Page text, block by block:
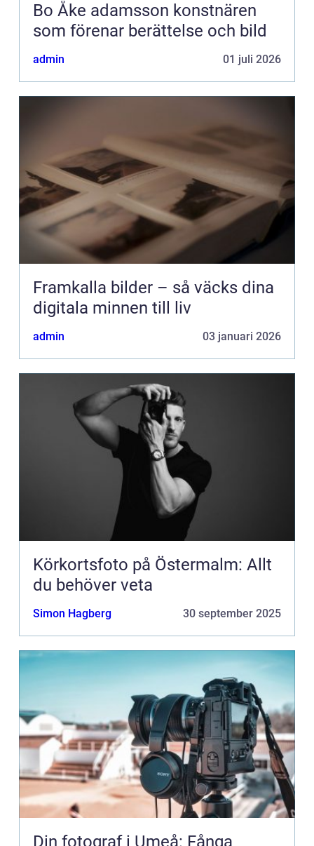
Bo Åke adamsson konstnären
som förenar berättelse och bild
admin 01 juli 2026
Framkalla bilder – så väcks dina
digitala minnen till liv
admin 03 januari 2026
Körkortsfoto på Östermalm: Allt
du behöver veta
Simon Hagberg 30 september 2025
Din fotograf i Umeå: Fånga